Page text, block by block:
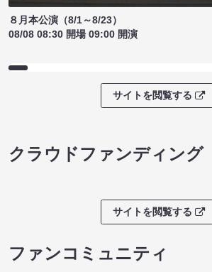
８月本公演（8/1～8/23）
08/08 08:30 開場 09:00 開演
サイトを閲覧する
クラウドファンディング
サイトを閲覧する
ファンコミュニティ